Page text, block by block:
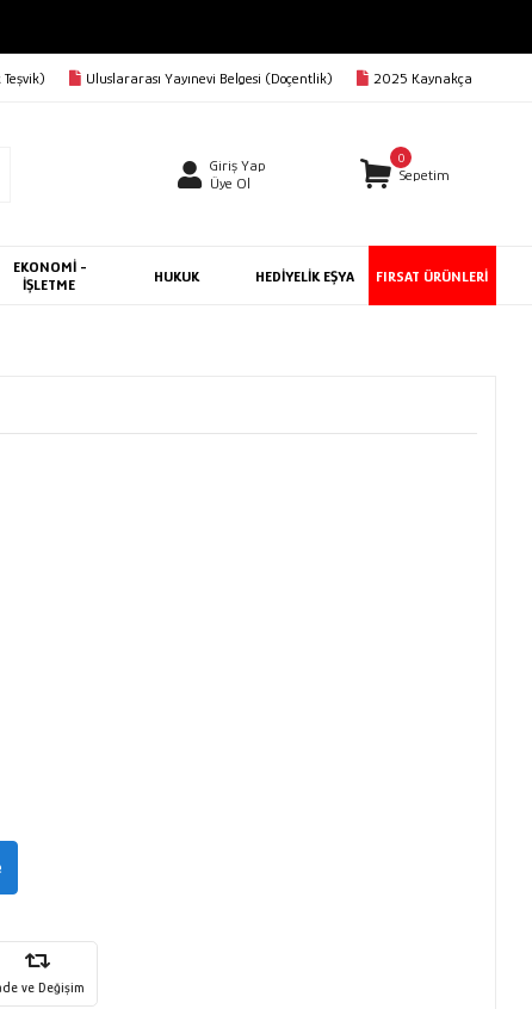
Uluslararası Yayınevi Belgesi (Doçentlik) 2025 Kaynakça
Giriş Yap
Üye Ol
0
Sepetim
EKONOMİ -
İŞLETME
HUKUK HEDİYELİK EŞYA FIRSAT ÜRÜNLERİ
ve Değişim